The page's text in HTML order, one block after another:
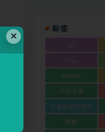
标签
Python
中文字体
五金电器详情页
图标
×